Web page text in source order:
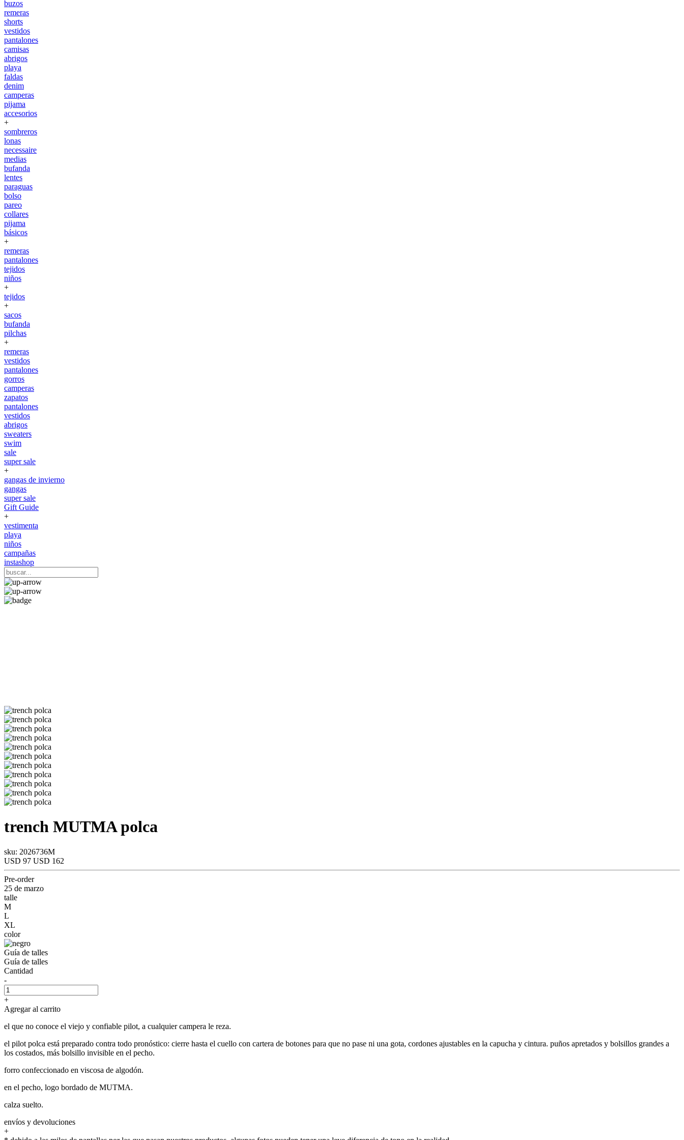
buzos
remeras
shorts
vestidos
pantalones
camisas
abrigos
playa
faldas
denim
camperas
pijama
accesorios
+
sombreros
lonas
necessaire
medias
bufanda
lentes
paraguas
bolso
pareo
collares
pijama
básicos
+
remeras
pantalones
tejidos
niños
+
tejidos
+
sacos
bufanda
pilchas
+
remeras
vestidos
pantalones
gorros
camperas
zapatos
pantalones
vestidos
abrigos
sweaters
swim
sale
super sale
+
gangas de invierno
gangas
super sale
Gift Guide
+
vestimenta
playa
niños
campañas
instashop
trench MUTMApolca
sku: 2026736M
USD 97 USD 162
Pre-order
25 de marzo
talle
M
L
XL
color
Guía de talles
Guía de talles
Cantidad
-
+
Agregar al carrito
el que no conoce el viejo y confiable pilot, a cualquier campera le reza.
el pilot polca está preparado contra todo pronóstico: cierre hasta el cuello con cartera de botones para que no pase ni una gota, cordones ajustables en la capucha y cintura. puños apretados y bolsillos grandes a
los costados, más bolsillo invisible en el pecho.
forro confeccionado en viscosa de algodón.
en el pecho, logo bordado de MUTMA.
calza suelto.
envíos y devoluciones
+